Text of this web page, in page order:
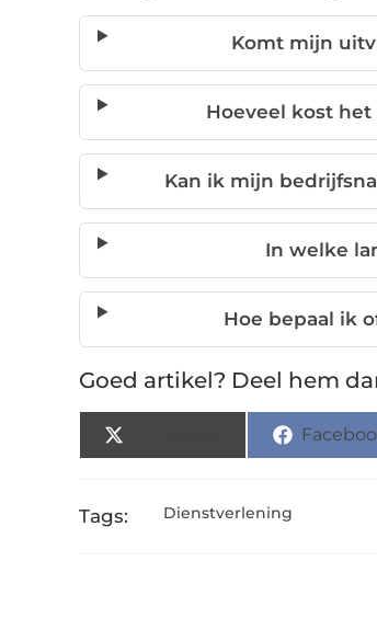
Komt mijn
Hoeveel kost
Kan ik mijn
In welke
Hoe bepaal ik
Goed artikel? Deel hem
Tags: Dienstverlening